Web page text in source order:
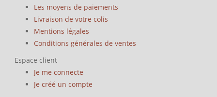
Les moyens de paiements
Livraison de votre colis
Mentions légales
Conditions générales de ventes
Espace client
Je me connecte
Je créé un compte